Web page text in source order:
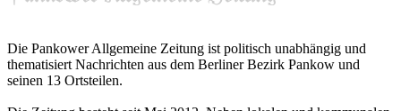
Die Pankower Allgemeine Zeitung ist politisch unabhängig und
thematisiert Nachrichten aus dem Berliner Bezirk Pankow und
seinen 13 Ortsteilen.